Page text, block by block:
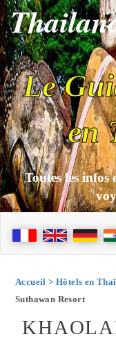
Le
en
Toutes les
Accueil > Hôtels en
Suthawan Resort